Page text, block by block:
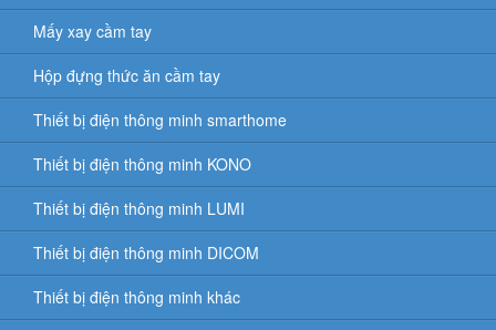
Mấy xay cầm tay
Hộp đựng thức ăn cầm tay
Thiết bị điện thông minh smarthome
Thiết bị điện thông minh KONO
Thiết bị điện thông minh LUMI
Thiết bị điện thông minh DICOM
Thiết bị điện thông minh khác